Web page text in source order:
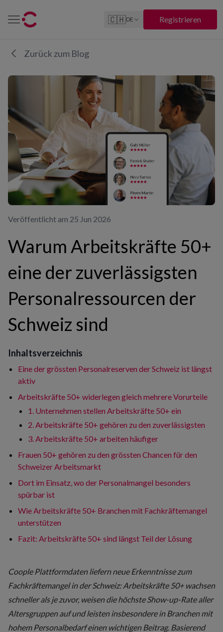
🇨🇭DE Registrieren
Zurück zum Blog
Veröffentlicht am 25 Jun 2026
Warum Arbeitskräfte 50+
eine der zuverlässigsten
Personalressourcen der
Schweiz sind
Inhaltsverzeichnis
Eine der grössten Personalreserven der Schweiz ist längst
aktiv
Arbeitskräfte 50+ widerlegen gleich mehrere Vorurteile
1. Unternehmen stellen Arbeitskräfte 50+ ein
2. Arbeitskräfte 50+ gehören zu den zuverlässigsten
3. Arbeitskräfte 50+ arbeiten häufiger
Frauen 50+ gehören zu den grössten Chancen für den
Schweizer Arbeitsmarkt
Dort im Einsatz, wo der Personalmangel besonders
spürbar ist
Wie Arbeitskräfte 50+ Branchen mit Fachkräftemangel
unterstützen
Fazit: Arbeitskräfte 50+ sind längst Teil der Lösung
Coople Plattformdaten liefern neue Erkenntnisse zum
Fachkräftemangel in der Schweiz: Arbeitskräfte 50+ wachsen
schneller als je zuvor, weisen die höchste Show-up-Rate aller
Altersgruppen auf und leisten insbesondere in Branchen mit
hohem Personalbedarf einen wichtigen Beitrag. Basierend